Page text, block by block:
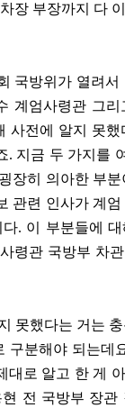
장 부장까지 다
국방위가 열려서
계엄사령관 그
사전에 알지 못
. 지금 두 가지를
장히 의아한 부
관련 인사가 계
. 이 부분들에
령관 국방부 차
못했다는 거는
분해야 되는데
로 알고 한 게
전 국방부 장관